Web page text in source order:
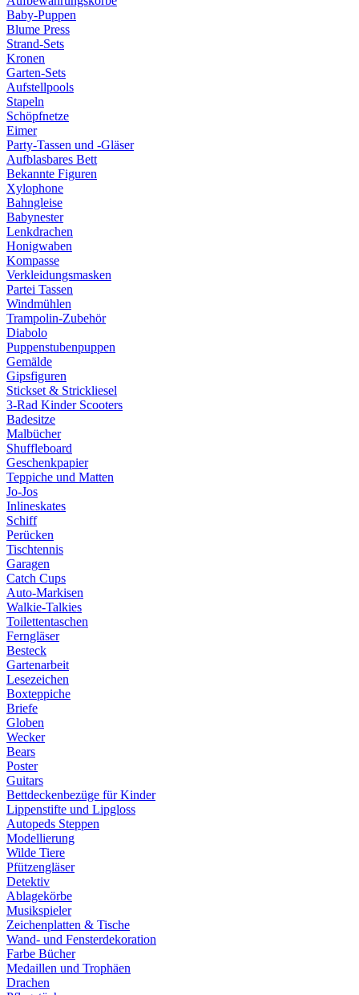
Baby-Puppen
Blume Press
Strand-Sets
Kronen
Garten-Sets
Aufstellpools
Stapeln
Schöpfnetze
Eimer
Party-Tassen und -Gläser
Aufblasbares Bett
Bekannte Figuren
Xylophone
Bahngleise
Babynester
Lenkdrachen
Honigwaben
Kompasse
Verkleidungsmasken
Partei Tassen
Windmühlen
Trampolin-Zubehör
Diabolo
Puppenstubenpuppen
Gemälde
Gipsfiguren
Stickset & Strickliesel
3-Rad Kinder Scooters
Badesitze
Malbücher
Shuffleboard
Geschenkpapier
Teppiche und Matten
Jo-Jos
Inlineskates
Schiff
Perücken
Tischtennis
Garagen
Catch Cups
Auto-Markisen
Walkie-Talkies
Toilettentaschen
Ferngläser
Besteck
Gartenarbeit
Lesezeichen
Boxteppiche
Briefe
Globen
Wecker
Bears
Poster
Guitars
Bettdeckenbezüge für Kinder
Lippenstifte und Lipgloss
Autopeds Steppen
Modellierung
Wilde Tiere
Pfützengläser
Detektiv
Ablagekörbe
Musikspieler
Zeichenplatten & Tische
Wand- und Fensterdekoration
Farbe Bücher
Medaillen und Trophäen
Drachen